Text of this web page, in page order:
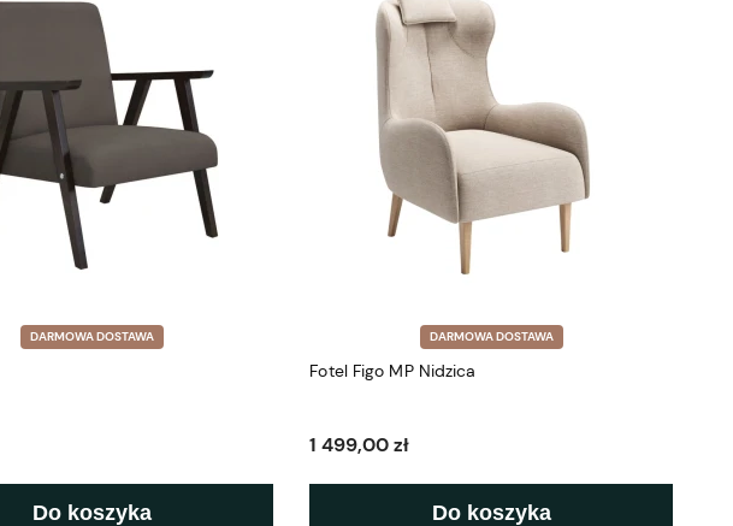
DARMOWA DOSTAWA
Do koszyka
DARMOWA DOSTAWA
Fotel Figo MP Nidzica
1 499,00 zł
Do koszyka